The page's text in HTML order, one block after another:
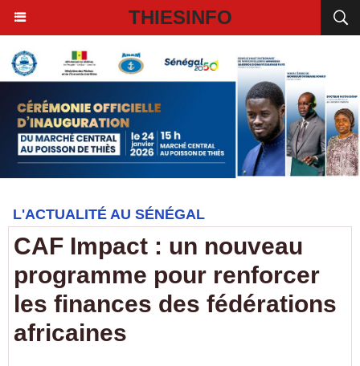
THIESINFO
L'ACTUALITÉ AU SÉNÉGAL
CAF Impact : un nouveau
programme pour renforcer
les finances des fédérations
africaines